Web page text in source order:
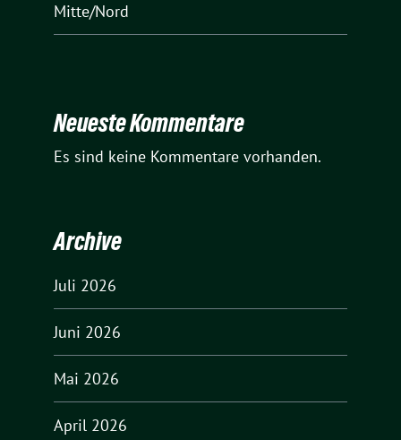
Mitte/Nord
Neueste Kommentare
Es sind keine Kommentare vorhanden.
Archive
Juli 2026
Juni 2026
Mai 2026
April 2026